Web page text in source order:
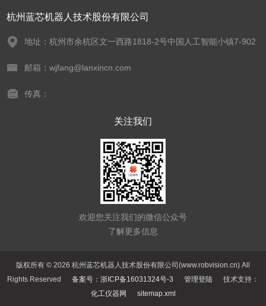
杭州蓝芯机器人技术股份有限公司
地址：杭州市余杭区文一西路1818-2号中国人工智能小镇7-902
邮箱：wjfang@lanxincn.com
传真：
关注我们
欢迎您关注我们的微信公众号
了解更多信息
版权所有 © 2026 杭州蓝芯机器人技术股份有限公司(www.robvision.cn) All
Rights Reserved 备案号：浙ICP备16031324号-3 管理登陆 技术支持：
化工仪器网
sitemap.xml